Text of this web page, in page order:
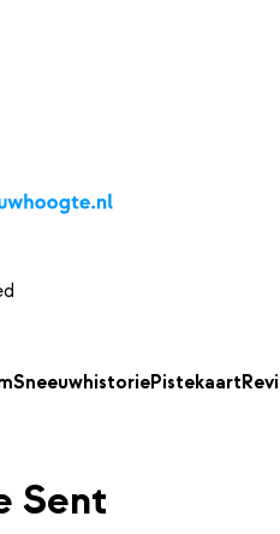
Kaarten
SneeuwhistoriePistekaart
Sent